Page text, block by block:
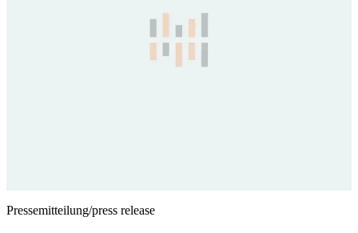
Pressemitteilung/press release